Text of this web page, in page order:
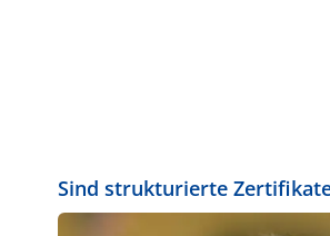
Sind strukturierte